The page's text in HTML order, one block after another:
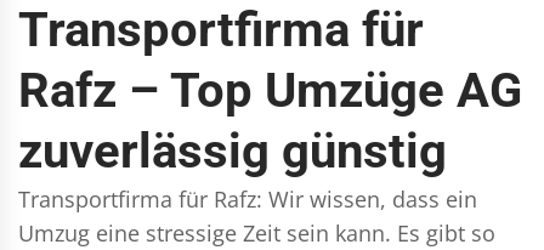
Transportfirma für
Rafz – Top Umzüge AG
zuverlässig günstig
Transportfirma für Rafz: Wir wissen, dass ein
Umzug eine stressige Zeit sein kann. Es gibt so